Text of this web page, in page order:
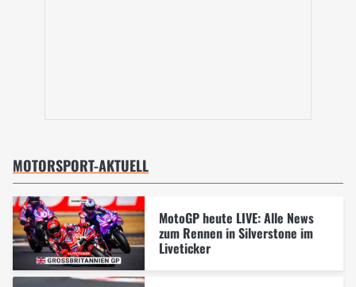
MOTORSPORT-AKTUELL
MotoGP heute LIVE: Alle News
zum Rennen in Silverstone im
Liveticker